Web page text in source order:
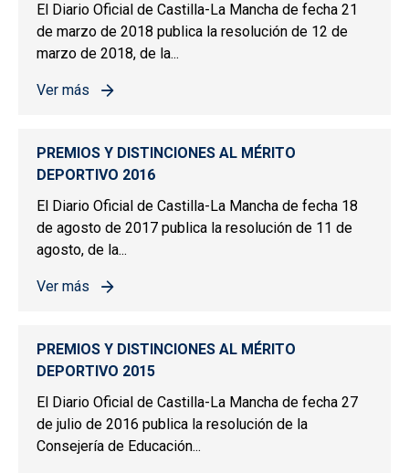
El Diario Oficial de Castilla-La Mancha de fecha 21
de marzo de 2018 publica la resolución de 12 de
marzo de 2018, de la...
Ver más
sobre PREMIOS Y DISTINCIONES AL MÉRITO
PREMIOS Y DISTINCIONES AL MÉRITO
DEPORTIVO 2016
El Diario Oficial de Castilla-La Mancha de fecha 18
de agosto de 2017 publica la resolución de 11 de
agosto, de la...
Ver más
sobre PREMIOS Y DISTINCIONES AL MÉRITO
PREMIOS Y DISTINCIONES AL MÉRITO
DEPORTIVO 2015
El Diario Oficial de Castilla-La Mancha de fecha 27
de julio de 2016 publica la resolución de la
Consejería de Educación...